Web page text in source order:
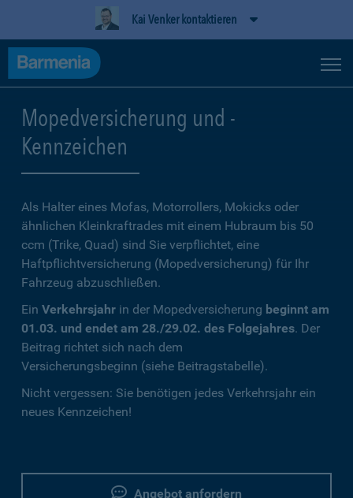
Kai Venker kontaktieren
Mopedversicherung und -
Kennzeichen
Als Halter eines Mofas, Motorrollers, Mokicks oder
ähnlichen Kleinkraftrades mit einem Hubraum bis 50
ccm (Trike, Quad) sind Sie verpflichtet, eine
Haftpflichtversicherung (Mopedversicherung) für Ihr
Fahrzeug abzuschließen.
Ein Verkehrsjahr in der Mopedversicherung beginnt am
01.03. und endet am 28./29.02. des Folgejahres. Der
Beitrag richtet sich nach dem
Versicherungsbeginn (siehe Beitragstabelle).
Nicht vergessen: Sie benötigen jedes Verkehrsjahr ein
neues Kennzeichen!
Angebot anfordern